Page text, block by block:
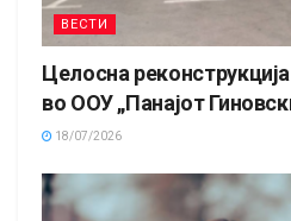
ВЕСТИ
Целосна
во ООУ „Панајот
18/07/2026